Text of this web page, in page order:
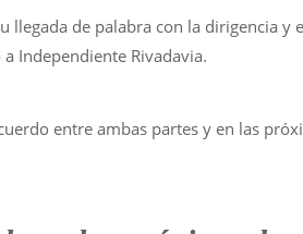
llegada de palabra con la dirigencia y
Independiente Rivadavia.
entre ambas partes y en las